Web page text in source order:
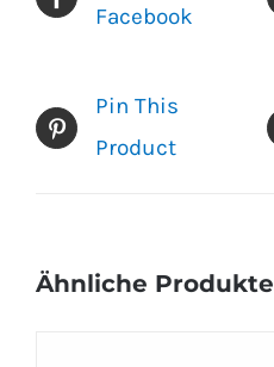
Facebook
Pin This
Product
Ähnliche Produkte